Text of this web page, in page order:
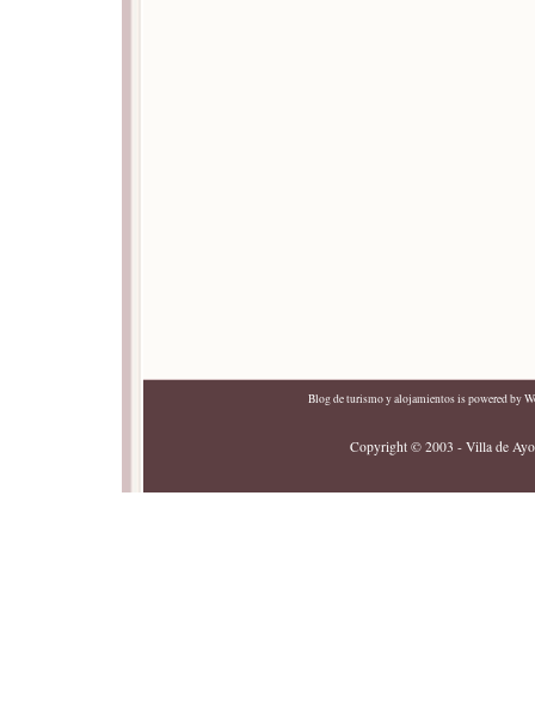
Blog de turismo y alojamientosis powered by
Copyright © 2003 - Villa de